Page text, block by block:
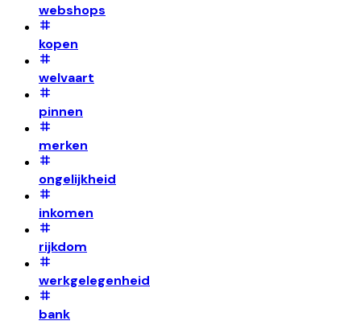
webshops
kopen
welvaart
pinnen
merken
ongelijkheid
inkomen
rijkdom
werkgelegenheid
bank